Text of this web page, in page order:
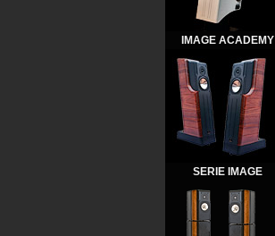
IMAGE ACADEMY
SERIE IMAGE